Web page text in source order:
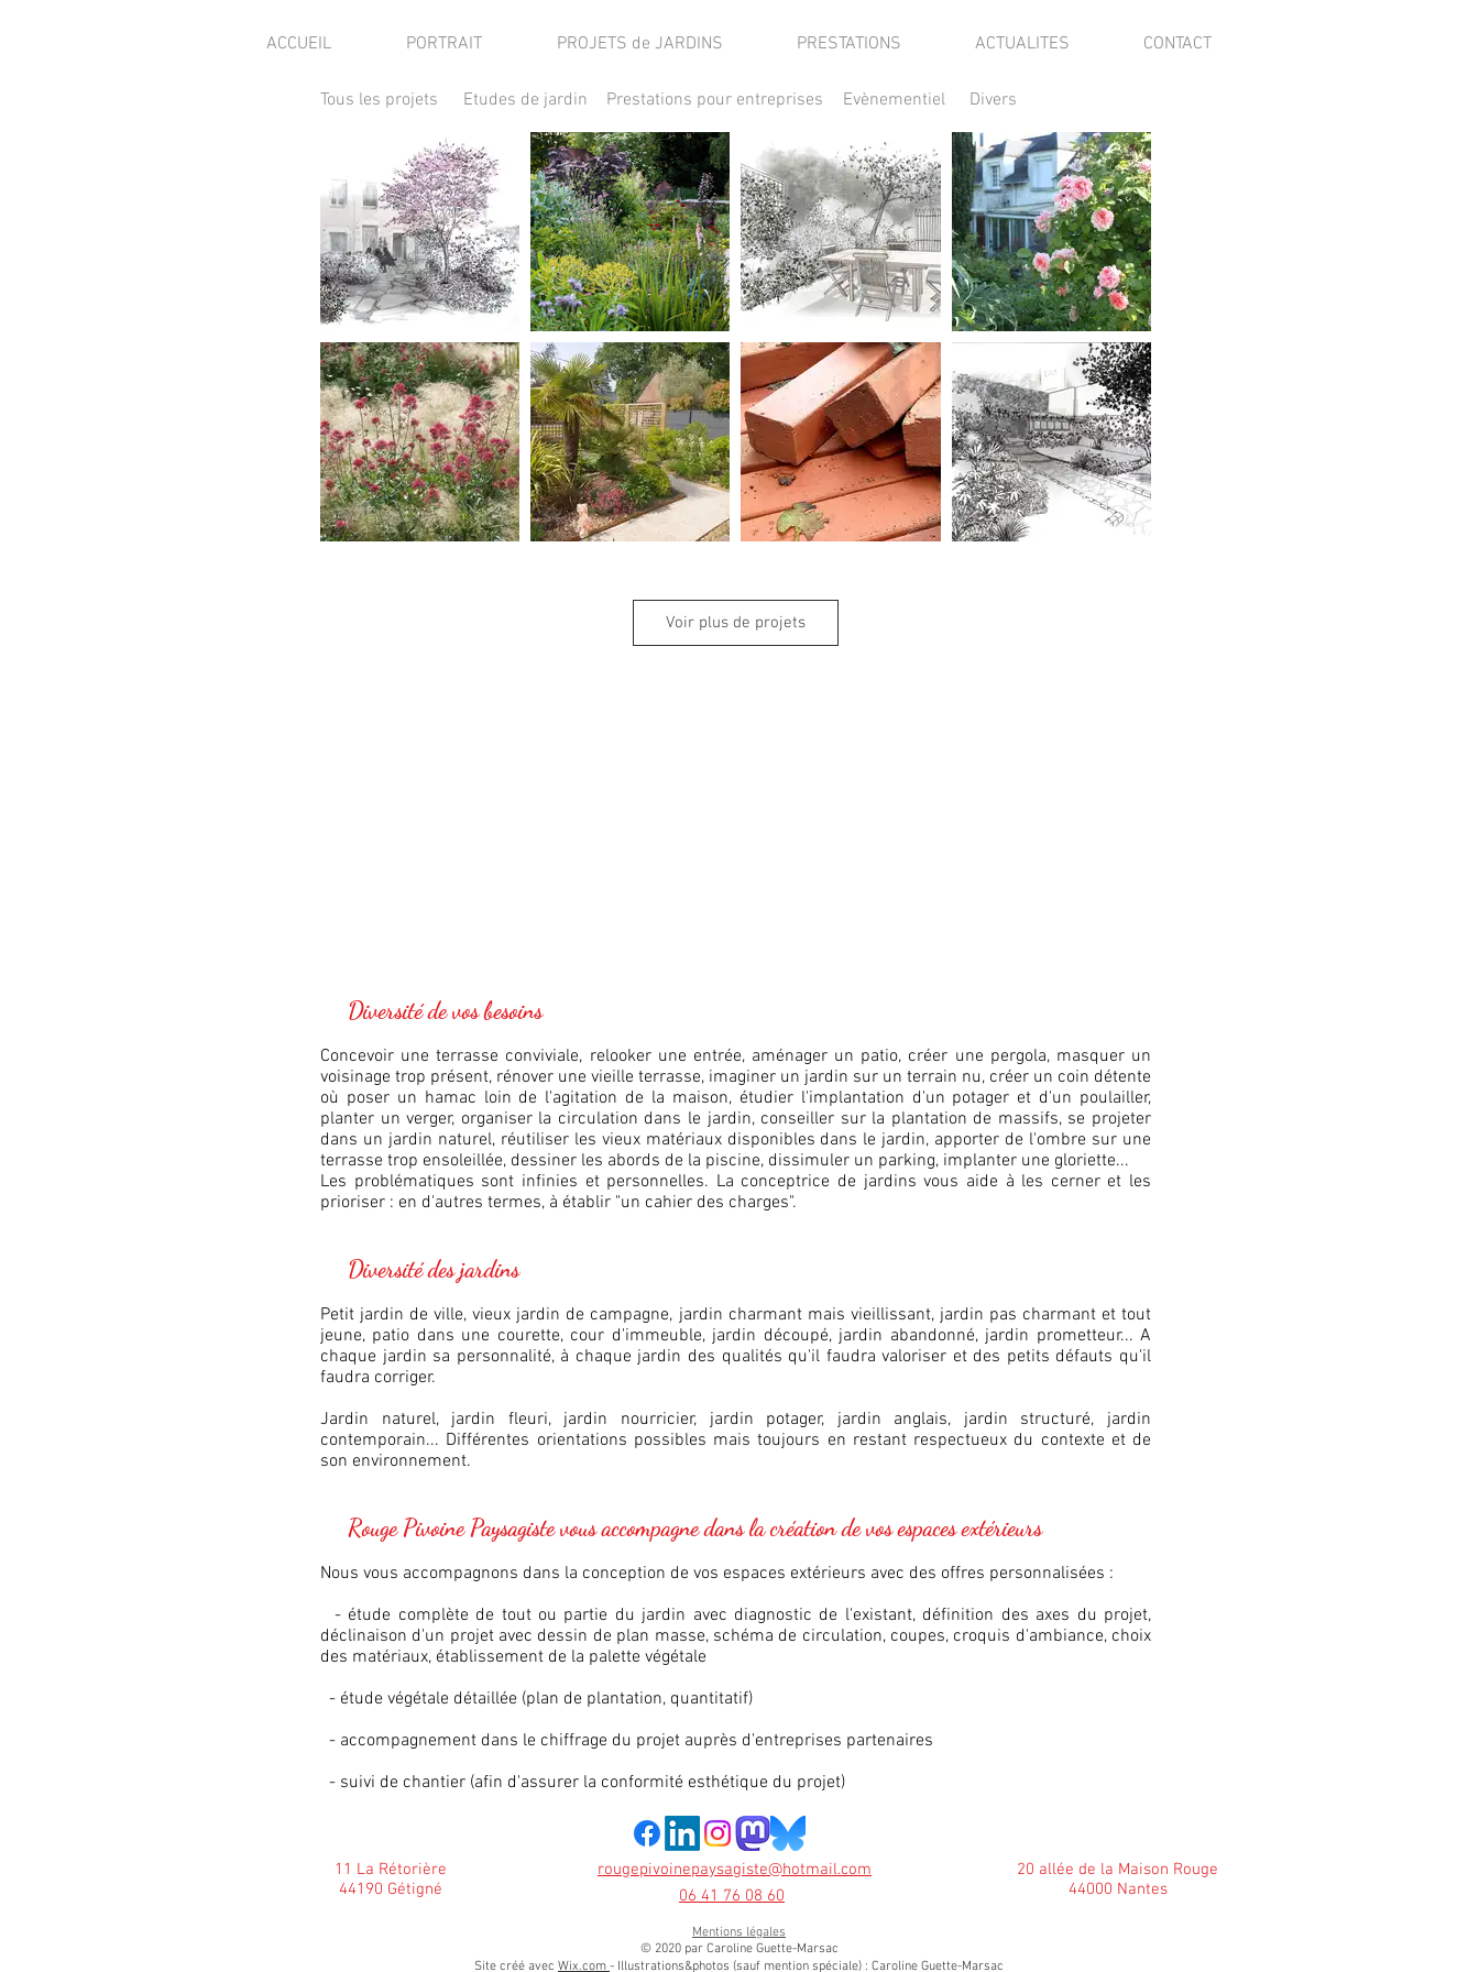
ACCUEIL PORTRAIT PROJETS de JARDINS PRESTATIONS ACTUALITES CONTACT
Tous les projets Etudes de jardin Prestations pour entreprises Evènementiel Divers
Voir plus de projets
Diversité de vos besoins
Concevoir une terrasse conviviale, relooker une entrée, aménager un patio, créer une pergola, masquer un
voisinage trop présent, rénover une vieille terrasse, imaginer un jardin sur un terrain nu, créer un coin détente
où poser un hamac loin de l'agitation de la maison, étudier l'implantation d'un potager et d'un poulailler,
planter un verger, organiser la circulation dans le jardin, conseiller sur la plantation de massifs, se projeter
dans un jardin naturel, réutiliser les vieux matériaux disponibles dans le jardin, apporter de l'ombre sur une
terrasse trop ensoleillée, dessiner les abords de la piscine, dissimuler un parking, implanter une gloriette...
Les problématiques sont infinies et personnelles. La conceptrice de jardins vous aide à les cerner et les
prioriser : en d'autres termes, à établir "un cahier des charges".
Diversité des jardins
Petit jardin de ville, vieux jardin de campagne, jardin charmant mais vieillissant, jardin pas charmant et tout
jeune, patio dans une courette, cour d'immeuble, jardin découpé, jardin abandonné, jardin prometteur... A
chaque jardin sa personnalité, à chaque jardin des qualités qu'il faudra valoriser et des petits défauts qu'il
faudra corriger.
Jardin naturel, jardin fleuri, jardin nourricier, jardin potager, jardin anglais, jardin structuré, jardin
contemporain... Différentes orientations possibles mais toujours en restant respectueux du contexte et de
son environnement.
Rouge Pivoine Paysagiste vous accompagne dans la création de vos espaces extérieurs
Nous vous accompagnons dans la conception de vos espaces extérieurs avec des offres personnalisées :
- étude complète de tout ou partie du jardin avec diagnostic de l'existant, définition des axes du projet,
déclinaison d'un projet avec dessin de plan masse, schéma de circulation, coupes, croquis d'ambiance, choix
des matériaux, établissement de la palette végétale
- étude végétale détaillée (plan de plantation, quantitatif)
- accompagnement dans le chiffrage du projet auprès d'entreprises partenaires
- suivi de chantier (afin d'assurer la conformité esthétique du projet)
11 La Rétorière
44190 Gétigné
rougepivoinepaysagiste@hotmail.com
06 41 76 08 60
20 allée de la Maison Rouge
44000 Nantes
Mentions légales
© 2020 par Caroline Guette-Marsac
Site créé avec Wix.com - Illustrations&photos (sauf mention spéciale) : Caroline Guette-Marsac